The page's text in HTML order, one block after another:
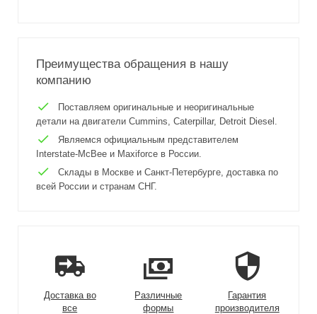
Преимущества обращения в нашу
компанию
Поставляем оригинальные и неоригинальные
детали на двигатели Cummins, Caterpillar, Detroit Diesel.
Являемся официальным представителем
Interstate-McBee и Maxiforce в России.
Склады в Москве и Санкт-Петербурге, доставка по
всей России и странам СНГ.
Доставка во
все
Различные
формы
Гарантия
производителя